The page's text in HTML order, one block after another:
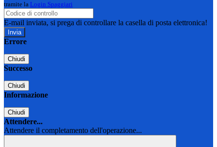
tramite la Login Spaggiari
E-mail inviata, si prega di controllare la casella di posta elettronica!
Errore
Chiudi
Successo
Chiudi
Informazione
Chiudi
Attendere...
Attendere il completamento dell'operazione...